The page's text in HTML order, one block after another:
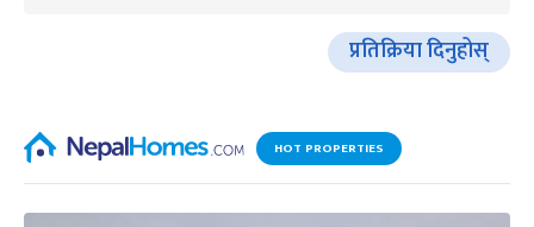
प्रतिक्रिया दिनुहोस्
HOT PROPERTIES